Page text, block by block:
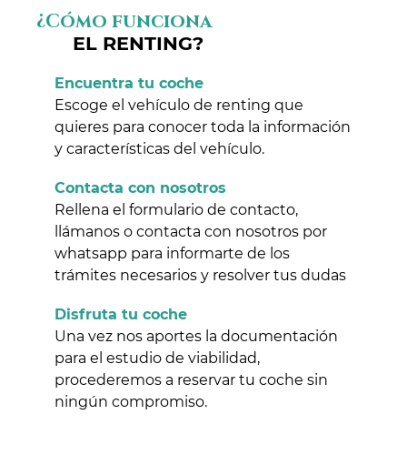
¿Cómo funciona
EL RENTING?
Encuentra tu coche
Escoge el vehículo de renting que
quieres para conocer toda la información
y características del vehículo.
Contacta con nosotros
Rellena el formulario de contacto,
llámanos o contacta con nosotros por
whatsapp para informarte de los
trámites necesarios y resolver tus dudas
Disfruta tu coche
Una vez nos aportes la documentación
para el estudio de viabilidad,
procederemos a reservar tu coche sin
ningún compromiso.